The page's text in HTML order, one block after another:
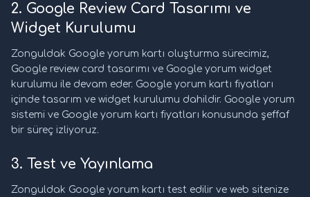
2. Google Review Card Tasarımı ve
Widget Kurulumu
Zonguldak Google yorum kartı oluşturma sürecimiz,
Google review card tasarımı ve Google yorum widget
kurulumu ile devam eder. Google yorum kartı fiyatları
içinde tasarım ve widget kurulumu dahildir. Google yorum
sistemi ve Google yorum kartı fiyatları konusunda şeffaf
bir süreç izliyoruz.
3. Test ve Yayınlama
Zonguldak Google yorum kartı test edilir ve web sitenize